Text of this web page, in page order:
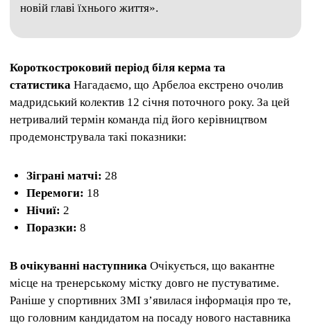
новій главі їхнього життя».
Короткостроковий період біля керма та
статистика Нагадаємо, що Арбелоа екстрено очолив
мадридський колектив 12 січня поточного року. За цей
нетривалий термін команда під його керівництвом
продемонструвала такі показники:
Зіграні матчі: 28
Перемоги: 18
Нічиї: 2
Поразки: 8
В очікуванні наступника Очікується, що вакантне
місце на тренерському містку довго не пустуватиме.
Раніше у спортивних ЗМІ з’явилася інформація про те,
що головним кандидатом на посаду нового наставника